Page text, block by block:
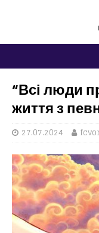
“Всі люди
життя з
27.07.2024